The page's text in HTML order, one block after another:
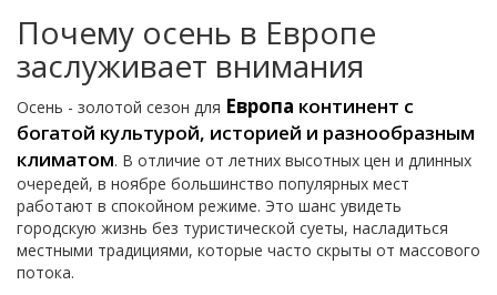
Почему осень в Европе
заслуживает внимания
Осень - золотой сезон для Европа континент с
богатой культурой, историей и разнообразным
климатом. В отличие от летних высотных цен и длинных
очередей, в ноябре большинство популярных мест
работают в спокойном режиме. Это шанс увидеть
городскую жизнь без туристической суеты, насладиться
местными традициями, которые часто скрыты от массового
потока.